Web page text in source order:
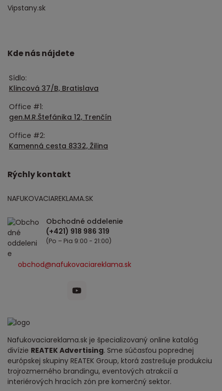
Vipstany.sk
Kde nás nájdete
Sídlo:
Klincová 37/B, Bratislava
Office #1:
gen.M.R.Štefánika 12, Trenčín
Office #2:
Kamenná cesta 8332, Žilina
Nafukovaciareklama.sk je špecializovaný online katalóg
divízie REATEK Advertising. Sme súčasťou poprednej
európskej skupiny REATEK Group, ktorá zastrešuje produkciu
trojrozmerného brandingu, eventových atrakcií a
interiérových hracích zón pre komerčný sektor.
Rýchly kontakt
NAFUKOVACIAREKLAMA.SK
Obchodné oddelenie
(Po – Pia 9:00 - 21:00)
obchod@nafukovaciareklama.sk